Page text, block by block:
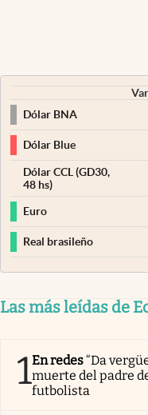
Dólar BNA
Dólar Blue
Dólar CCL (GD30,
48 hs)
Euro
Real brasileño
Las más leídas de
1En redes“Da
muerte del padre
futbolista